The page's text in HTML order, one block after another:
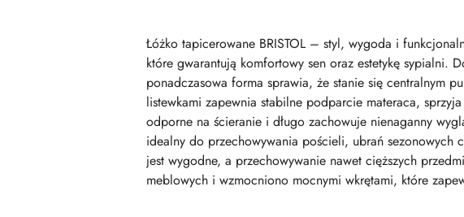
Łóżko tapicerowane BRISTOL – styl, wygoda i
które gwarantują komfortowy sen oraz estetykę sypialni.
ponadczasowa forma sprawia, że stanie się centralnym
listewkami zapewnia stabilne podparcie materaca,
odporne na ścieranie i długo zachowuje nienaganny
idealny do przechowywania pościeli, ubrań sezonowych
jest wygodne, a przechowywanie nawet cięższych
meblowych i wzmocniono mocnymi wkrętami, które